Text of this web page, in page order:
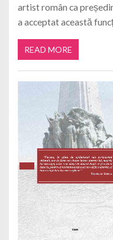
artist român ca
a acceptat această
READ MORE